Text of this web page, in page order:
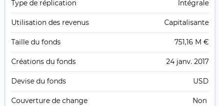
Type de réplication Intégrale
Utilisation des revenus Capitalisante
Taille du fonds 751,16 M €
Créations du fonds 24 janv. 2017
Devise du fonds USD
Couverture de change Non